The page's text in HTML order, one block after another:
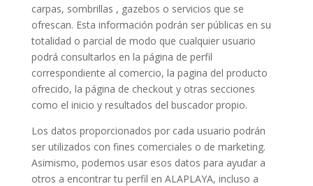
carpas, sombrillas , gazebos o servicios que se
ofrescan. Esta información podrán ser públicas en su
totalidad o parcial de modo que cualquier usuario
podrá consultarlos en la página de perfil
correspondiente al comercio, la pagina del producto
ofrecido, la página de checkout y otras secciones
como el inicio y resultados del buscador propio.
Los datos proporcionados por cada usuario podrán
ser utilizados con fines comerciales o de marketing.
Asimismo, podemos usar esos datos para ayudar a
otros a encontrar tu perfil en ALAPLAYA, incluso a